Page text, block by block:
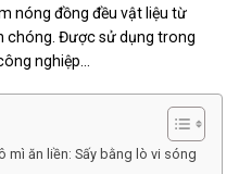
nóng đồng đều vật liệu từ
chóng. Được sử dụng trong
nghiệp…
mì ăn liền: Sấy bằng lò vi sóng